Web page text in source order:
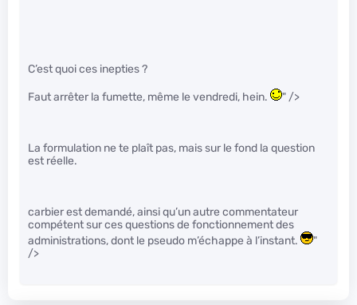
C’est quoi ces inepties ?
Faut arrêter la fumette, même le vendredi, hein. " />
La formulation ne te plaît pas, mais sur le fond la question
est réelle.
carbier est demandé, ainsi qu’un autre commentateur
compétent sur ces questions de fonctionnement des
administrations, dont le pseudo m’échappe à l’instant.
"
/>